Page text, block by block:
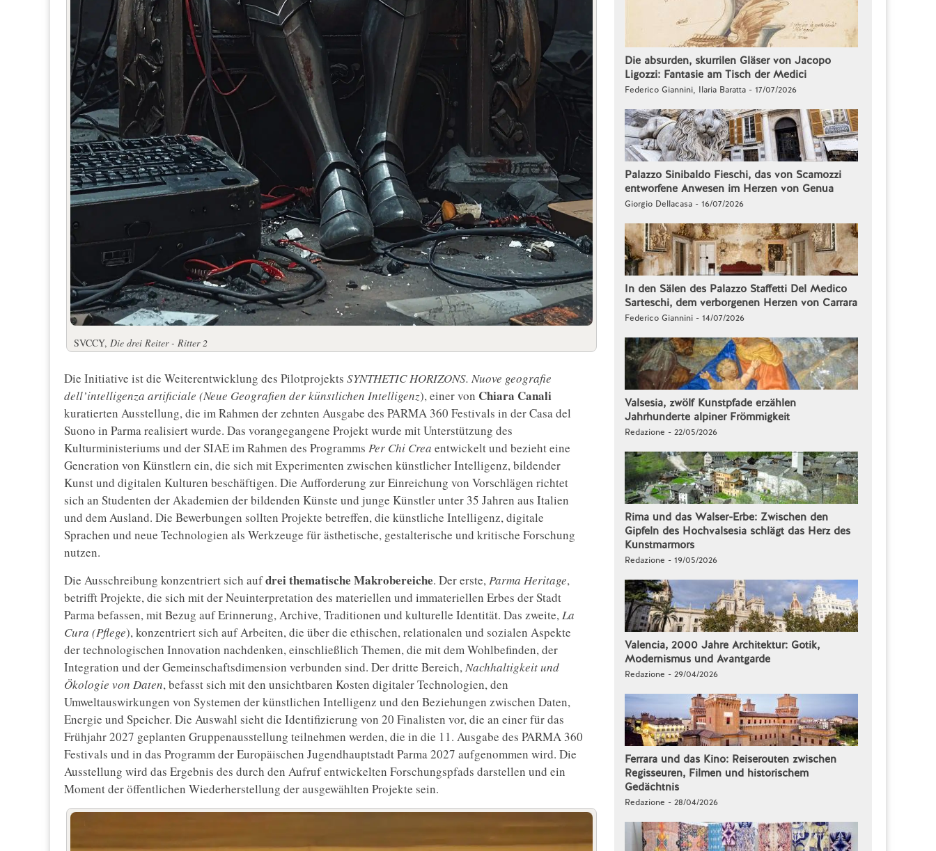
SVCCY, Die drei Reiter - Ritter 2
Die Initiative ist die Weiterentwicklung des Pilotprojekts SYNTHETIC HORIZONS. Nuove geografie
dell’intelligenza artificiale (Neue Geografien der künstlichen Intelligenz), einer von Chiara Canali
kuratierten Ausstellung, die im Rahmen der zehnten Ausgabe des PARMA 360 Festivals in der Casa del
Suono in Parma realisiert wurde. Das vorangegangene Projekt wurde mit Unterstützung des
Kulturministeriums und der SIAE im Rahmen des Programms Per Chi Crea entwickelt und bezieht eine
Generation von Künstlern ein, die sich mit Experimenten zwischen künstlicher Intelligenz, bildender
Kunst und digitalen Kulturen beschäftigen. Die Aufforderung zur Einreichung von Vorschlägen richtet
sich an Studenten der Akademien der bildenden Künste und junge Künstler unter 35 Jahren aus Italien
und dem Ausland. Die Bewerbungen sollten Projekte betreffen, die künstliche Intelligenz, digitale
Sprachen und neue Technologien als Werkzeuge für ästhetische, gestalterische und kritische Forschung
nutzen.
Die Ausschreibung konzentriert sich aufdrei thematische Makrobereiche. Der erste,Parma Heritage,
betrifft Projekte, die sich mit der Neuinterpretation des materiellen und immateriellen Erbes der Stadt
Parma befassen, mit Bezug auf Erinnerung, Archive, Traditionen und kulturelle Identität. Das zweite,La
Cura (Pflege), konzentriert sich auf Arbeiten, die über die ethischen, relationalen und sozialen Aspekte
der technologischen Innovation nachdenken, einschließlich Themen, die mit dem Wohlbefinden, der
Integration und der Gemeinschaftsdimension verbunden sind. Der dritte Bereich,Nachhaltigkeit und
Ökologie von Daten, befasst sich mit den unsichtbaren Kosten digitaler Technologien, den
Umweltauswirkungen von Systemen der künstlichen Intelligenz und den Beziehungen zwischen Daten,
Energie und Speicher. Die Auswahl sieht die Identifizierung von 20 Finalisten vor, die an einer für das
Frühjahr 2027 geplanten Gruppenausstellung teilnehmen werden, die in die 11. Ausgabe des PARMA 360
Festivals und in das Programm der Europäischen Jugendhauptstadt Parma 2027 aufgenommen wird. Die
Ausstellung wird das Ergebnis des durch den Aufruf entwickelten Forschungspfads darstellen und ein
Moment der öffentlichen Wiederherstellung der ausgewählten Projekte sein.
Die absurden, skurrilen Gläser von Jacopo
Ligozzi: Fantasie am Tisch der Medici
Federico Giannini, Ilaria Baratta - 17/07/2026
Palazzo Sinibaldo Fieschi, das von Scamozzi
entworfene Anwesen im Herzen von Genua
Giorgio Dellacasa - 16/07/2026
In den Sälen des Palazzo Staffetti Del Medico
Sarteschi, dem verborgenen Herzen von Carrara
Federico Giannini - 14/07/2026
Valsesia, zwölf Kunstpfade erzählen
Jahrhunderte alpiner Frömmigkeit
Redazione - 22/05/2026
Rima und das Walser-Erbe: Zwischen den
Gipfeln des Hochvalsesia schlägt das Herz des
Kunstmarmors
Redazione - 19/05/2026
Valencia, 2000 Jahre Architektur: Gotik,
Modernismus und Avantgarde
Redazione - 29/04/2026
Ferrara und das Kino: Reiserouten zwischen
Regisseuren, Filmen und historischem
Gedächtnis
Redazione - 28/04/2026